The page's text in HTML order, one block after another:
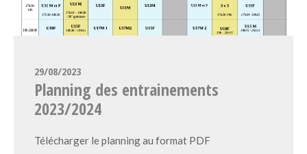
29/08/2023
Planning des entrainements
2023/2024
Télécharger le planning au format PDF